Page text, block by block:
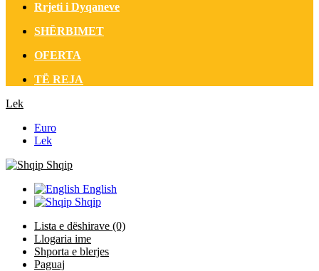
Rrjeti i Dyqaneve
SHËRBIMET
OFERTA
TË REJA
Lek
Euro
Lek
Shqip
English
Shqip
Lista e dëshirave (0)
Llogaria ime
Shporta e blerjes
Paguaj